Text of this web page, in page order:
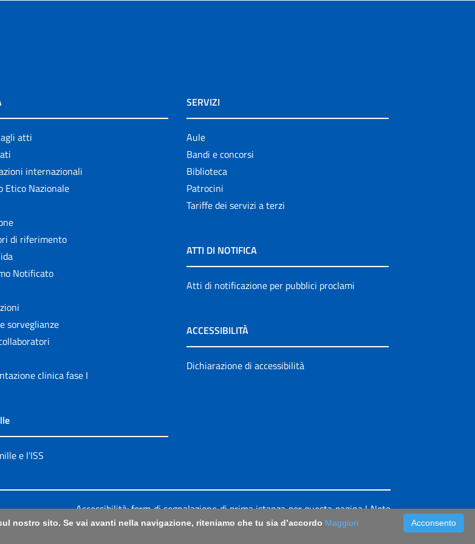
atti
internazionali
Etico Nazionale
di riferimento
Notificato
sorveglianze
clinica fase I
e l'ISS
SERVIZI
Aule
Bandi e concorsi
Biblioteca
Patrocini
Tariffe dei servizi a terzi
ATTI DI NOTIFICA
Atti di notificazione per pubblici proclami
ACCESSIBILITÀ
Dichiarazione di accessibilità
Accessibilità: form di segnalazione di prima istanza per questa pagina|Note
Legali|Sitemap Acconsento
nostro sito. Se vai avanti nella navigazione, riteniamo che tu sia d’accordo Maggiori